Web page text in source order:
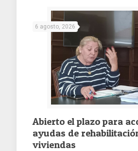
6 agosto, 2026
Abierto el plazo para
ayudas de
viviendas